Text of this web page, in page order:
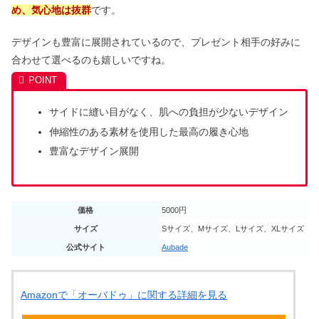
め、気心地は抜群です。
デザインも豊富に展開されているので、プレゼント相手の好みに
合わせて選べるのも嬉しいですね。
サイドに縫い目がなく、肌への負担が少ないデザイン
伸縮性のある素材を使用した最高の履き心地
豊富なデザイン展開
価格 5000円
サイズ Sサイズ、Mサイズ、Lサイズ、XLサイズ
公式サイト Aubade
Amazonで「オーバドゥ」に関する詳細を見る